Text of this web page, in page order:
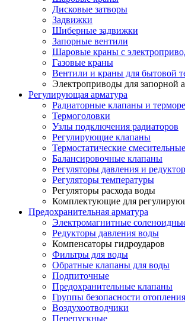
Дисковые затворы
Задвижки
Шиберные задвижки
Запорные вентили
Шаровые краны с
Газовые краны
Вентили и краны для бытовой
Электроприводы для запорной
Регулирующая арматура
Радиаторные клапаны и
Термоголовки
Узлы подключения радиаторов
Регулирующие клапаны
Термостатические
Балансировочные клапаны
Регуляторы давления и
Регуляторы температуры
Регуляторы расхода воды
Комплектующие для
Предохранительная арматура
Электромагнитные
Редукторы давления воды
Компенсаторы гидроударов
Фильтры для воды
Обратные клапаны для воды
Подпиточные
Предохранительные клапаны
Группы безопасности отопления
Воздухоотводчики
Перепускные